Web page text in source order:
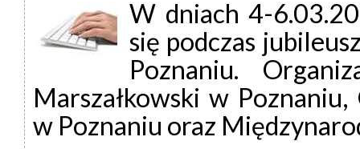
W dniach 4-
się podczas
Poznaniu.
Marszałkowski w
w Poznaniu oraz